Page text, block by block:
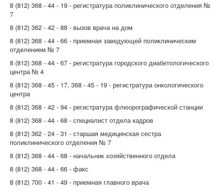
8 (812) 368 - 44 - 19 - регистратура поликлинического отделения №
7
8 (812) 362 - 42 - 88 - вызов врача на дом
8 (812) 368 - 44 - 66 - приемная заведующей поликлиническим
отделением № 7
8 (812) 368 - 44 - 67 - регистратура городского диабетологического
центра № 4
8 (812) 368 - 45 - 17, 368 - 45 - 19 - регистратура онкологического
центра
8 (812) 368 - 42 - 94 - регистратура флюорографической станции
8 (812) 368 - 44 - 68 - специалист отдела кадров
8 (812) 362 - 24 - 31 - старшая медицинская сестра
поликлинического отделения № 7
8 (812) 368 - 44 - 68 - начальник хозяйственного отдела
8 (812) 368 - 44 - 66 - факс
8 (812) 700 - 41 - 49 - приемная главного врача